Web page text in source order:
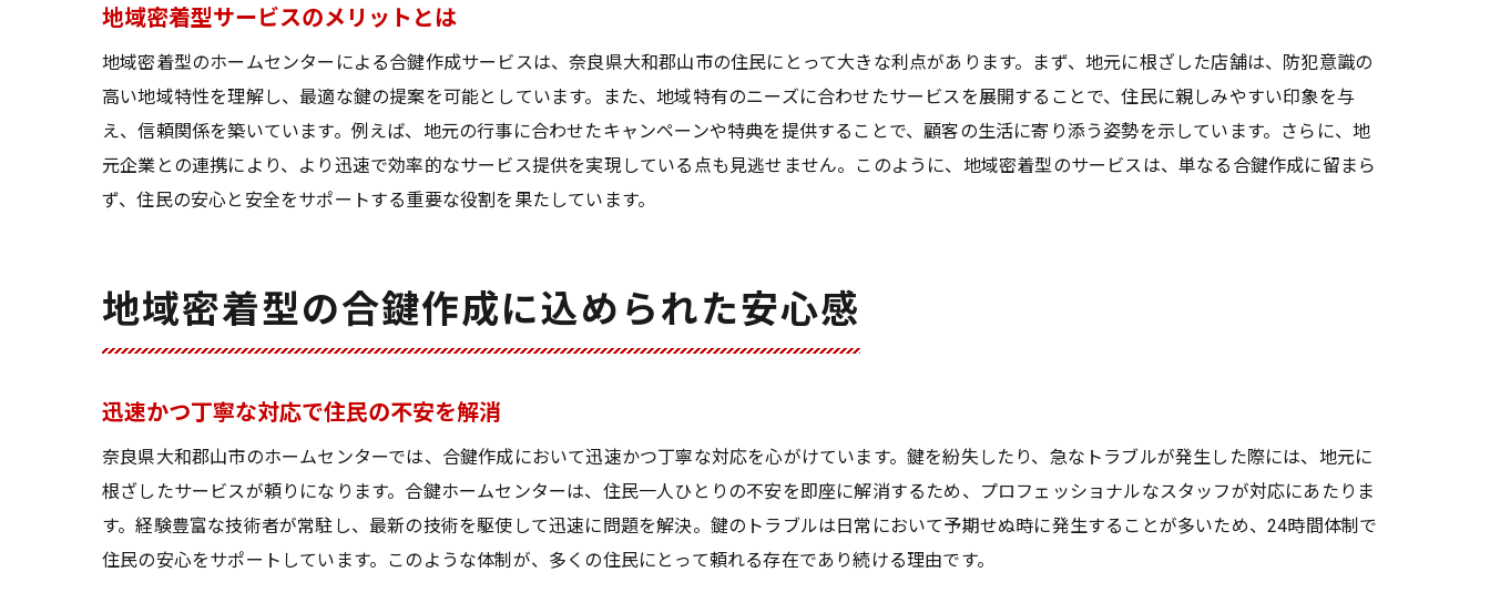
地域で培った信頼関係の背景
合鍵作成がもたらす心の平和
地元特性を活かした合鍵ホームセンターの選び方
地域密着型ホームセンターの選び方
地元特性を考慮した鍵作成のポイント
安心できる合鍵作成店の見極め方
地元ならではの鍵サービスの利点
安全な暮らしをサポートする鍵作成
地域の防犯ニーズを満たす鍵サービス
鍵作成が安心生活に与える影響
地域密着型サービスのメリットとは
地域密着型のホームセンターによる合鍵作成サービスは、奈良県大和郡山市の住民にとって大きな利点があります。まず、地元に根ざした店舗は、防犯意識の
高い地域特性を理解し、最適な鍵の提案を可能としています。また、地域特有のニーズに合わせたサービスを展開することで、住民に親しみやすい印象を与
え、信頼関係を築いています。例えば、地元の行事に合わせたキャンペーンや特典を提供することで、顧客の生活に寄り添う姿勢を示しています。さらに、地
元企業との連携により、より迅速で効率的なサービス提供を実現している点も見逃せません。このように、地域密着型のサービスは、単なる合鍵作成に留まら
ず、住民の安心と安全をサポートする重要な役割を果たしています。
地域密着型の合鍵作成に込められた安心感
迅速かつ丁寧な対応で住民の不安を解消
奈良県大和郡山市のホームセンターでは、合鍵作成において迅速かつ丁寧な対応を心がけています。鍵を紛失したり、急なトラブルが発生した際には、地元に
根ざしたサービスが頼りになります。合鍵ホームセンターは、住民一人ひとりの不安を即座に解消するため、プロフェッショナルなスタッフが対応にあたりま
す。経験豊富な技術者が常駐し、最新の技術を駆使して迅速に問題を解決。鍵のトラブルは日常において予期せぬ時に発生することが多いため、24時間体制で
住民の安心をサポートしています。このような体制が、多くの住民にとって頼れる存在であり続ける理由です。